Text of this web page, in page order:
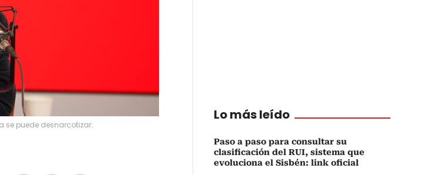
se puede desnarcotizar:
Lo más leído
Paso a paso para consultar su
clasificación del RUI, sistema que
evoluciona el Sisbén: link oficial